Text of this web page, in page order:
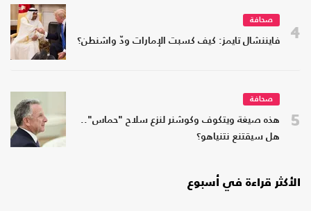
4
صحافة
فايننشال تايمز: كيف كسبت الإمارات ودّ واشنطن؟
5
صحافة
هذه صيغة ويتكوف وكوشنر لنزع سلاح "حماس"..
هل سيقتنع نتنياهو؟
الأكثر قراءة في أسبوع